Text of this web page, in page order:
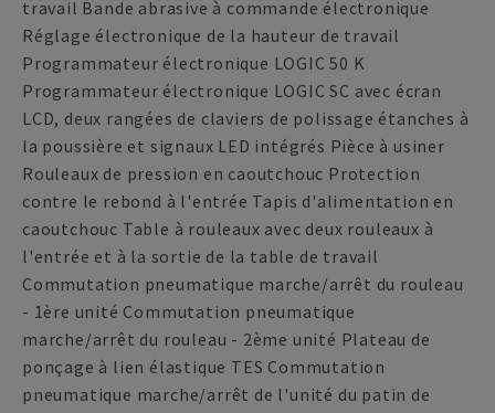
travail Bande abrasive à commande électronique
Réglage électronique de la hauteur de travail
Programmateur électronique LOGIC 50 K
Programmateur électronique LOGIC SC avec écran
LCD, deux rangées de claviers de polissage étanches à
la poussière et signaux LED intégrés Pièce à usiner
Rouleaux de pression en caoutchouc Protection
contre le rebond à l'entrée Tapis d'alimentation en
caoutchouc Table à rouleaux avec deux rouleaux à
l'entrée et à la sortie de la table de travail
Commutation pneumatique marche/arrêt du rouleau
- 1ère unité Commutation pneumatique
marche/arrêt du rouleau - 2ème unité Plateau de
ponçage à lien élastique TES Commutation
pneumatique marche/arrêt de l'unité du patin de